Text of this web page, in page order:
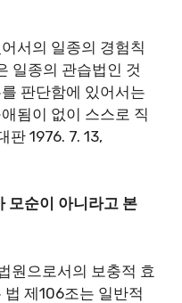
서의 일종의 경험칙
일종의 관습법인 것
판단함에 있어서는
됨이 없이 스스로 직
판 1976. 7. 13,
모순이 아니라고 본
원으로서의 보충적 효
제106조는 일반적